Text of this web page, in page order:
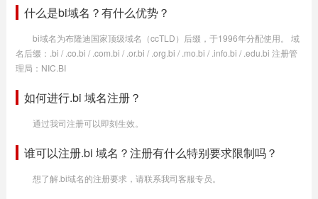
什么是bi域名？有什么优势？
bi域名为布隆迪国家顶级域名（ccTLD）后缀，于1996年分配使用。 域
名后缀：.bi / .co.bi / .com.bi / .or.bi / .org.bi / .mo.bi / .info.bi / .edu.bi 注册管
理局：NIC.BI
如何进行.bi 域名注册？
通过我司注册可以即刻生效。
谁可以注册.bi 域名？注册有什么特别要求限制吗？
想了解.bi域名的注册要求，请联系我司客服专员。